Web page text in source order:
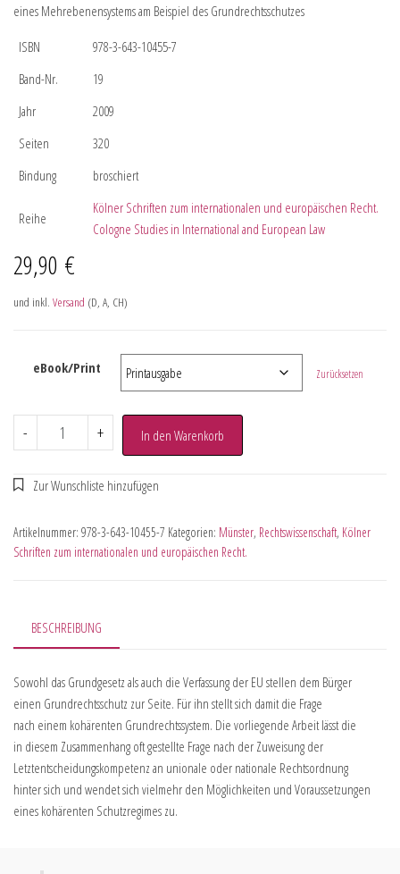
eines Mehrebenensystems am Beispiel des Grundrechtsschutzes
ISBN
978-3-643-10455-7
Band-Nr.
19
Jahr
2009
Seiten
320
Bindung
broschiert
Reihe
Kölner Schriften zum internationalen und europäischen Recht.
Cologne Studies in International and European Law
29,90 €
und inkl. Versand (D, A, CH)
eBook/Print Zurücksetzen
- + In den Warenkorb
Artikelnummer: 978-3-643-10455-7 Kategorien: Münster, Rechtswissenschaft, Kölner
Schriften zum internationalen und europäischen Recht.
BESCHREIBUNG
Sowohl das Grundgesetz als auch die Verfassung der EU stellen dem Bürger
einen Grundrechtsschutz zur Seite. Für ihn stellt sich damit die Frage
nach einem kohärenten Grundrechtssystem. Die vorliegende Arbeit lässt die
in diesem Zusammenhang oft gestellte Frage nach der Zuweisung der
Letztentscheidungskompetenz an unionale oder nationale Rechtsordnung
hinter sich und wendet sich vielmehr den Möglichkeiten und Voraussetzungen
eines kohärenten Schutzregimes zu.